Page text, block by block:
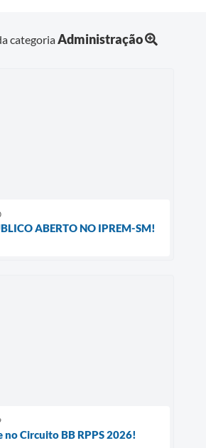
categoriaAdministração
ABERTO NO IPREM-SM!
no Circuito BB RPPS 2026!